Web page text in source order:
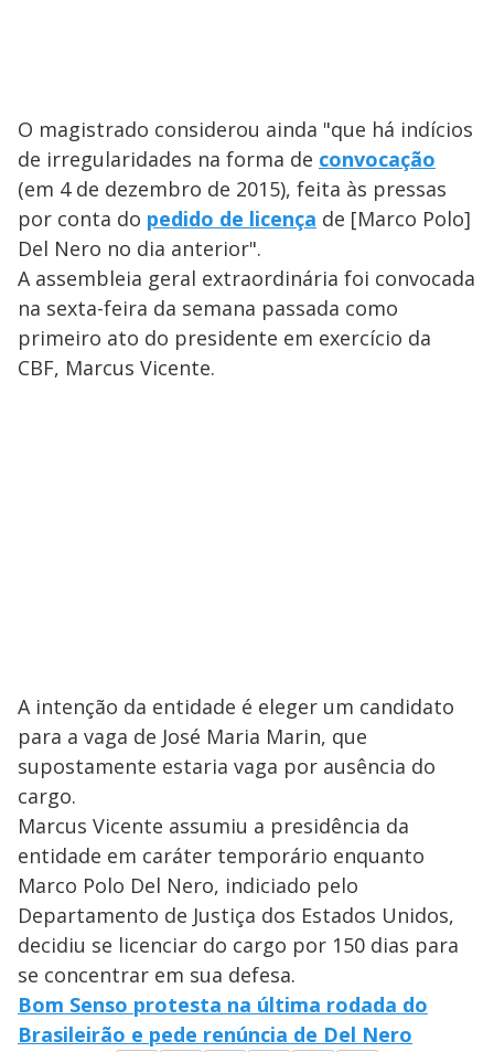
O magistrado considerou ainda "que há indícios
de irregularidades na forma de convocação
(em 4 de dezembro de 2015), feita às pressas
por conta do pedido de licença de [Marco Polo]
Del Nero no dia anterior".
A assembleia geral extraordinária foi convocada
na sexta-feira da semana passada como
primeiro ato do presidente em exercício da
CBF, Marcus Vicente.
A intenção da entidade é eleger um candidato
para a vaga de José Maria Marin, que
supostamente estaria vaga por ausência do
cargo.
Marcus Vicente assumiu a presidência da
entidade em caráter temporário enquanto
Marco Polo Del Nero, indiciado pelo
Departamento de Justiça dos Estados Unidos,
decidiu se licenciar do cargo por 150 dias para
se concentrar em sua defesa.
Bom Senso protesta na última rodada do
Brasileirão e pede renúncia de Del Nero